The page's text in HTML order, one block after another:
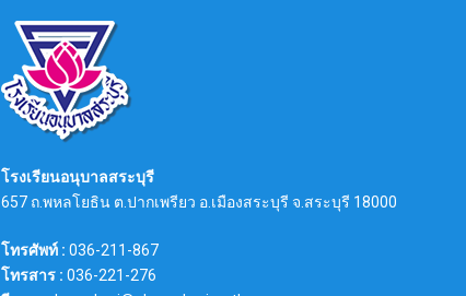
โรงเรียนอนุบาลสระบุรี
657 ถ.พหลโยธิน ต.ปากเพรียว อ.เมืองสระบุรี จ.สระบุรี 18000
โทรศัพท์ : 036-211-867
โทรสาร : 036-221-276